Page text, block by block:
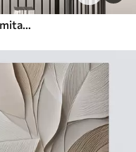
Abstraktne kompositsioon, maali imitatsioon